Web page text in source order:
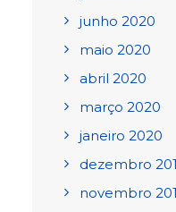
junho 2020
maio 2020
abril 2020
março 2020
janeiro 2020
dezembro
novembro